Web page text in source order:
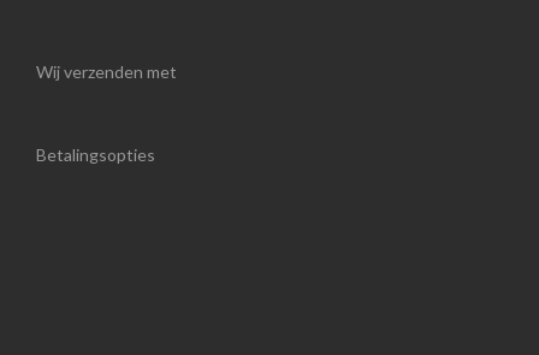
Wij verzenden met
Betalingsopties